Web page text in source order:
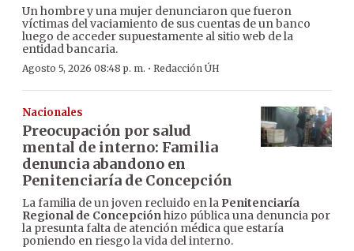
Un hombre y una mujer denunciaron que fueron
víctimas del vaciamiento de sus cuentas de un banco
luego de acceder supuestamente al sitio web de la
entidad bancaria.
Agosto 5, 2026 08:48 p. m. · Redacción ÚH
Nacionales
Preocupación por salud
mental de interno: Familia
denuncia abandono en
Penitenciaría de Concepción
La familia de un joven recluido en la Penitenciaría
Regional de Concepciónhizo pública una denuncia por
la presunta falta de atención médica que estaría
poniendo en riesgo la vida del interno.